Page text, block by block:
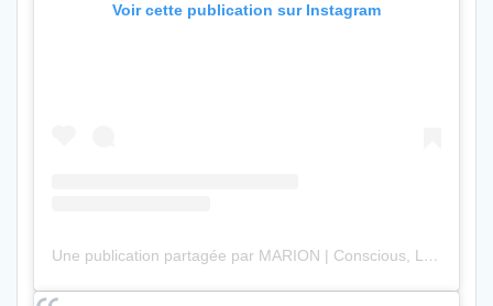
Voir cette publication sur Instagram
Une publication partagée par MARION | Conscious, Luxury & Digital Nomad (@marion.bertorello)